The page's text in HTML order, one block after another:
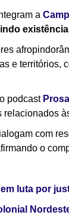
a
e territórios,
podcast
relacionados
com
o
luta por